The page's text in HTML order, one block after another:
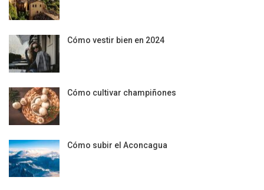
Cómo vestir bien en 2024
Cómo cultivar champiñones
Cómo subir el Aconcagua